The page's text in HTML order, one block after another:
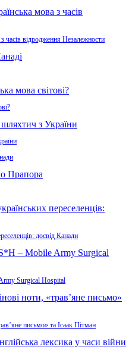
часів відродження Незалежности
досвід Канади
Surgical Hospital
письмо» та Ісаак Пітман